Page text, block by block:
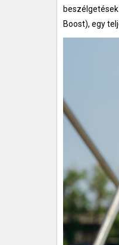
Boost), egy